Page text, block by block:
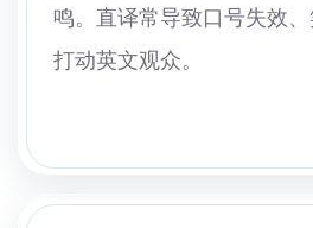
鸣。直译常导致口号失效
打动英文观众。